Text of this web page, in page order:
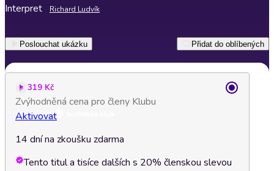
Interpret Richard Ludvík
Poslouchat ukázku Přidat do oblíbených
319 Kč
Zvýhodněná cena pro členy Klubu
Aktivovat
14 dní na zkoušku zdarma
Tento titul a tisíce dalších s 20% členskou slevou